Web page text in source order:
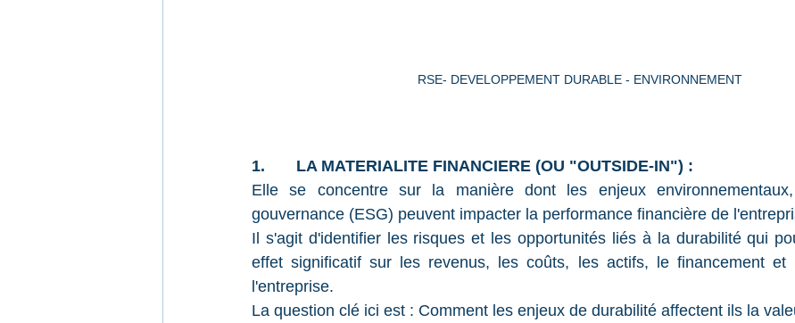
RSE- DEVELOPPEMENT DURABLE - ENVIRONNEMENT
1.       LA MATERIALITE FINANCIERE (OU "OUTSIDE-IN") :
Elle se concentre sur la manière dont les enjeux
gouvernance (ESG) peuvent impacter la performance financière de
Il s'agit d'identifier les risques et les opportunités liés à la durabilité qui
effet significatif sur les revenus, les coûts, les actifs, le financement et
l'entreprise.
La question clé ici est : Comment les enjeux de durabilité affectent ils la